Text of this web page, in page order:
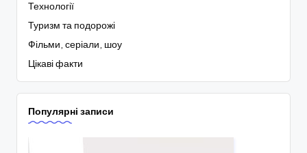
Технології
Туризм та подорожі
Фільми, серіали, шоу
Цікаві факти
Популярні записи